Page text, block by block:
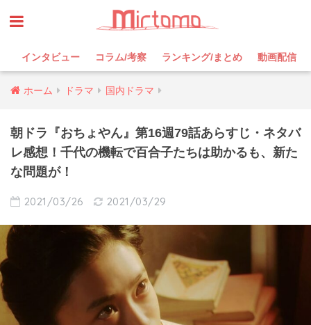
インタビュー コラム/考察 ランキング/まとめ 動画配信
ホーム ドラマ 国内ドラマ
朝ドラ『おちょやん』第16週79話あらすじ・ネタバ
レ感想！千代の機転で百合子たちは助かるも、新た
な問題が！
2021/03/26 2021/03/29